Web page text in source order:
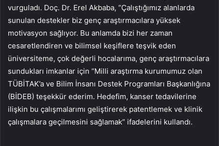
vurguladı. Doç. Dr. Erel Akbaba, “Çalıştığımız alanlarda
sunulan destekler biz genç araştırmacılara yüksek
motivasyon sağlıyor. Bu anlamda bizi her zaman
cesaretlendiren ve bilimsel keşiflere teşvik eden
üniversiteme, çok değerli hocalarıma, genç araştırmacılara
sundukları imkanlar için “Milli araştırma kurumumuz olan
TÜBİTAK’a ve Bilim İnsanı Destek Programları Başkanlığına
(BİDEB) teşekkür ederim. Hedefim, kanser tedavilerine
ilişkin bu çalışmalarımı geliştirerek patentlemek ve klinik
çalışmalara geçilmesini sağlamak” ifadelerini kullandı.